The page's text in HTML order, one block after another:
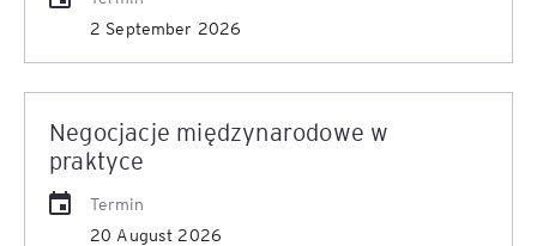
2 September 2026
Negocjacje międzynarodowe w
praktyce
Termin
20 August 2026